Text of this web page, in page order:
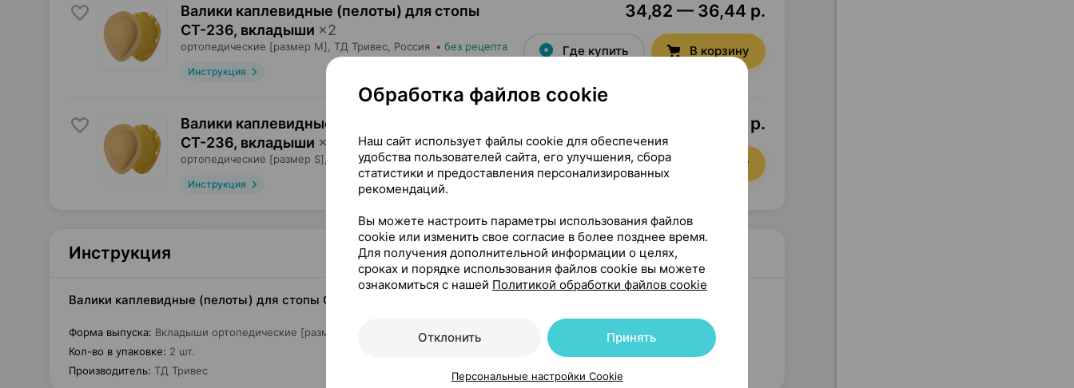
Валики каплевидные (пелоты) для стопы
СТ-236, вкладыши ×2
ортопедические [размер M], ТД Тривес , Россия • без рецепта
Инструкция
34,82 — 36,44 р.
Где купить В корзину
Валики каплевидные (пелоты) для стопы
СТ-236, вкладыши ×
ортопедические [размер S], ТД Тривес, Россия•без рецепта
Инструкция
34,26 р.
Где купить В корзину
Инструкция
Валики каплевидные (пелоты) для стопы СТ-236, вкладыши ортопедические [размер L], ×2, ТД Тривес Россия
Форма выпуска: Вкладыши ортопедические [размер L]
Кол-во в упаковке: 2 шт.
Производитель: ТД Тривес
Обработка файлов cookie
Наш сайт использует файлы cookie для обеспечения
удобства пользователей сайта, его улучшения, сбора
статистики и предоставления персонализированных
рекомендаций.
Вы можете настроить параметры использования файлов
cookie или изменить свое согласие в более позднее время.
Для получения дополнительной информации о целях,
сроках и порядке использования файлов cookie вы можете
ознакомиться с нашей Политикой обработки файлов cookie
Отклонить Принять
Персональные настройки Cookie